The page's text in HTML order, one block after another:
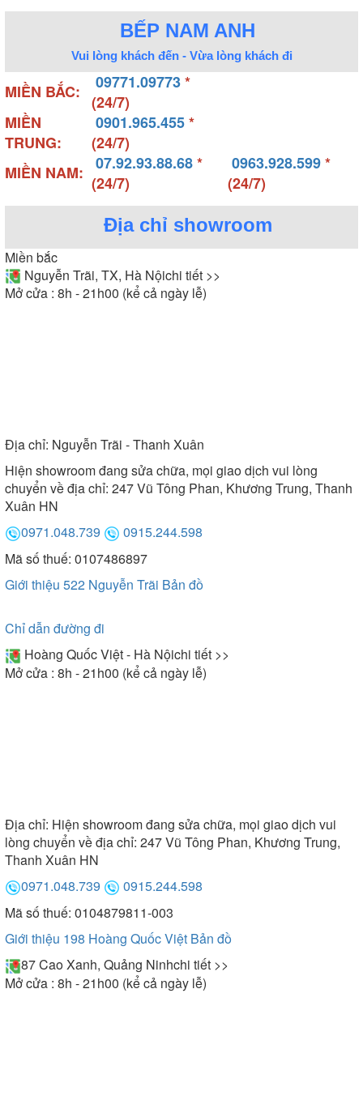
BẾP NAM ANH
Vui lòng khách đến - Vừa lòng khách đi
MIỀN BẮC: 09771.09773*
(24/7)
MIỀN
TRUNG:
0901.965.455*
(24/7)
MIỀN NAM:
07.92.93.88.68*
(24/7)
0963.928.599*
(24/7)
Địa chỉ showroom
Miền bắc
Nguyễn Trãi, TX, Hà Nộichi tiết >>
Mở cửa : 8h - 21h00 (kể cả ngày lễ)
Địa chỉ: Nguyễn Trãi - Thanh Xuân
Hiện showroom đang sửa chữa, mọi giao dịch vui lòng
chuyển về địa chỉ: 247 Vũ Tông Phan, Khương Trung, Thanh
Xuân HN
0971.048.739
0915.244.598
Mã số thuế: 0107486897
Giới thiệu 522 Nguyễn Trãi Bản đồ
Chỉ dẫn đường đi
Hoàng Quốc Việt - Hà Nộichi tiết >>
Mở cửa : 8h - 21h00 (kể cả ngày lễ)
Địa chỉ: Hiện showroom đang sửa chữa, mọi giao dịch vui
lòng chuyển về địa chỉ: 247 Vũ Tông Phan, Khương Trung,
Thanh Xuân HN
0971.048.739
0915.244.598
Mã số thuế: 0104879811-003
Giới thiệu 198 Hoàng Quốc Việt Bản đồ
87 Cao Xanh, Quảng Ninhchi tiết >>
Mở cửa : 8h - 21h00 (kể cả ngày lễ)